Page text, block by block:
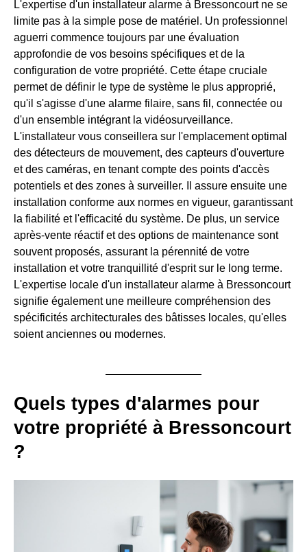
L'expertise d'un installateur alarme à Bressoncourt ne se
limite pas à la simple pose de matériel. Un professionnel
aguerri commence toujours par une évaluation
approfondie de vos besoins spécifiques et de la
configuration de votre propriété. Cette étape cruciale
permet de définir le type de système le plus approprié,
qu'il s'agisse d'une alarme filaire, sans fil, connectée ou
d'un ensemble intégrant la vidéosurveillance.
L'installateur vous conseillera sur l'emplacement optimal
des détecteurs de mouvement, des capteurs d'ouverture
et des caméras, en tenant compte des points d'accès
potentiels et des zones à surveiller. Il assure ensuite une
installation conforme aux normes en vigueur, garantissant
la fiabilité et l'efficacité du système. De plus, un service
après-vente réactif et des options de maintenance sont
souvent proposés, assurant la pérennité de votre
installation et votre tranquillité d'esprit sur le long terme.
L'expertise locale d'un installateur alarme à Bressoncourt
signifie également une meilleure compréhension des
spécificités architecturales des bâtisses locales, qu'elles
soient anciennes ou modernes.
Quels types d'alarmes pour
votre propriété à Bressoncourt
?